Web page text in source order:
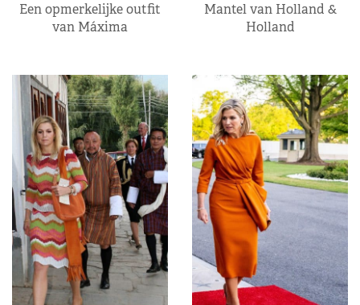
Een opmerkelijke outfit
van Máxima
Mantel van Holland &
Holland